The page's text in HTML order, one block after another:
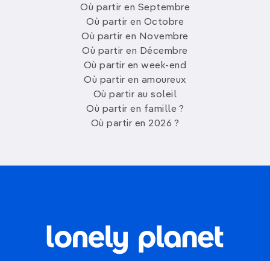
Où partir en Septembre
Où partir en Octobre
Où partir en Novembre
Où partir en Décembre
Où partir en week-end
Où partir en amoureux
Où partir au soleil
Où partir en famille ?
Où partir en 2026 ?